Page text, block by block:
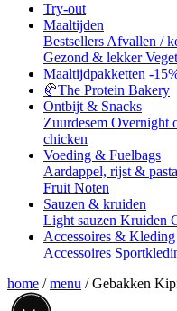
Try-out
Maaltijden
Bestsellers Afvallen /
Gezond & lekker
Maaltijdpakketten -
🥐The Protein Bakery
Ontbijt & Snacks
Zuurdesem Overnight
chicken
Voeding & Fuelbags
Aardappel, rijst & pasta
Fruit Noten
Sauzen & kruiden
Light sauzen Kruiden
Accessoires & Kleding
Accessoires
home / menu / Gebakken